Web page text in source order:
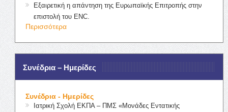
Εξαιρετική η απάντηση της Ευρωπαϊκής Επιτροπής στην
επιστολή του ENC.
Περισσότερα
Συνέδρια – Ημερίδες
Συνέδρια - Ημερίδες
Ιατρική Σχολή ΕΚΠΑ – ΠΜΣ «Μονάδες Εντατικής